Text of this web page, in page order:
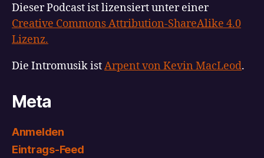
Dieser Podcast ist lizensiert unter einer
Creative Commons Attribution-ShareAlike 4.0
Lizenz.
Die Intromusik istArpent von Kevin MacLeod.
Meta
Anmelden
Eintrags-Feed